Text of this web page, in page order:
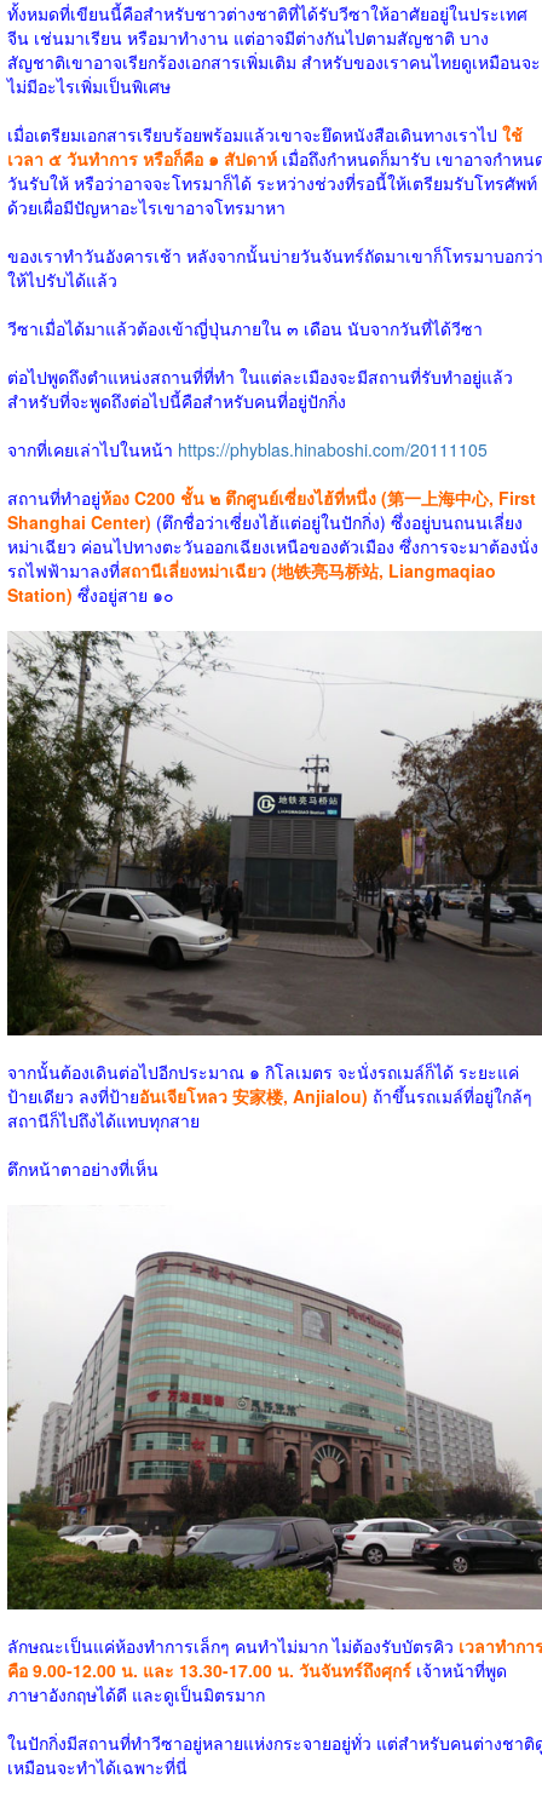
ทั้งหมดที่เขียนนี้คือสำหรับชาวต่างชาติที่ได้รับวีซาให้อาศัยอยู่ในประเทศ
จีน เช่นมาเรียน หรือมาทำงาน แต่อาจมีต่างกันไปตามสัญชาติ บาง
สัญชาติเขาอาจเรียกร้องเอกสารเพิ่มเติม สำหรับของเราคนไทยดูเหมือนจะ
ไม่มีอะไรเพิ่มเป็นพิเศษ
เมื่อเตรียมเอกสารเรียบร้อยพร้อมแล้วเขาจะยึดหนังสือเดินทางเราไป ใช้
เวลา ๕ วันทำการ หรือก็คือ ๑ สัปดาห์ เมื่อถึงกำหนดก็มารับ เขาอาจกำหน
วันรับให้ หรือว่าอาจจะโทรมาก็ได้ ระหว่างช่วงที่รอนี้ให้เตรียมรับโทรศัพท์
ด้วยเผื่อมีปัญหาอะไรเขาอาจโทรมาหา
ของเราทำวันอังคารเช้า หลังจากนั้นบ่ายวันจันทร์ถัดมาเขาก็โทรมาบอกว่า
ให้ไปรับได้แล้ว
วีซาเมื่อได้มาแล้วต้องเข้าญี่ปุ่นภายใน ๓ เดือน นับจากวันที่ได้วีซา
ต่อไปพูดถึงตำแหน่งสถานที่ที่ทำ ในแต่ละเมืองจะมีสถานที่รับทำอยู่แล้ว
สำหรับที่จะพูดถึงต่อไปนี้คือสำหรับคนที่อยู่ปักกิ่ง
จากที่เคยเล่าไปในหน้า https://phyblas.hinaboshi.com/20111105
สถานที่ทำอยู่ห้อง C200 ชั้น ๒ ตึกศูนย์เซี่ยงไฮ้ที่หนึ่ง (第一上海中心, First
Shanghai Center) (ตึกชื่อว่าเซี่ยงไฮ้แต่อยู่ในปักกิ่ง) ซึ่งอยู่บนถนนเลี่ยง
หม่าเฉียว ค่อนไปทางตะวันออกเฉียงเหนือของตัวเมือง ซึ่งการจะมาต้องนั่ง
รถไฟฟ้ามาลงที่สถานีเลี่ยงหม่าเฉียว (地铁亮马桥站, Liangmaqiao
Station) ซึ่งอยู่สาย ๑๐
จากนั้นต้องเดินต่อไปอีกประมาณ ๑ กิโลเมตร จะนั่งรถเมล์ก็ได้ ระยะแค่
ป้ายเดียว ลงที่ป้ายอันเจียโหลว 安家楼, Anjialou) ถ้าขึ้นรถเมล์ที่อยู่ใกล้ๆ
สถานีก็ไปถึงได้แทบทุกสาย
ตึกหน้าตาอย่างที่เห็น
ลักษณะเป็นแค่ห้องทำการเล็กๆ คนทำไม่มาก ไม่ต้องรับบัตรคิว เวลาทำกา
คือ 9.00-12.00 น. และ 13.30-17.00 น. วันจันทร์ถึงศุกร์ เจ้าหน้าที่พูด
ภาษาอังกฤษได้ดี และดูเป็นมิตรมาก
ในปักกิ่งมีสถานที่ทำวีซาอยู่หลายแห่งกระจายอยู่ทั่ว แต่สำหรับคนต่างชาติ
เหมือนจะทำได้เฉพาะที่นี่